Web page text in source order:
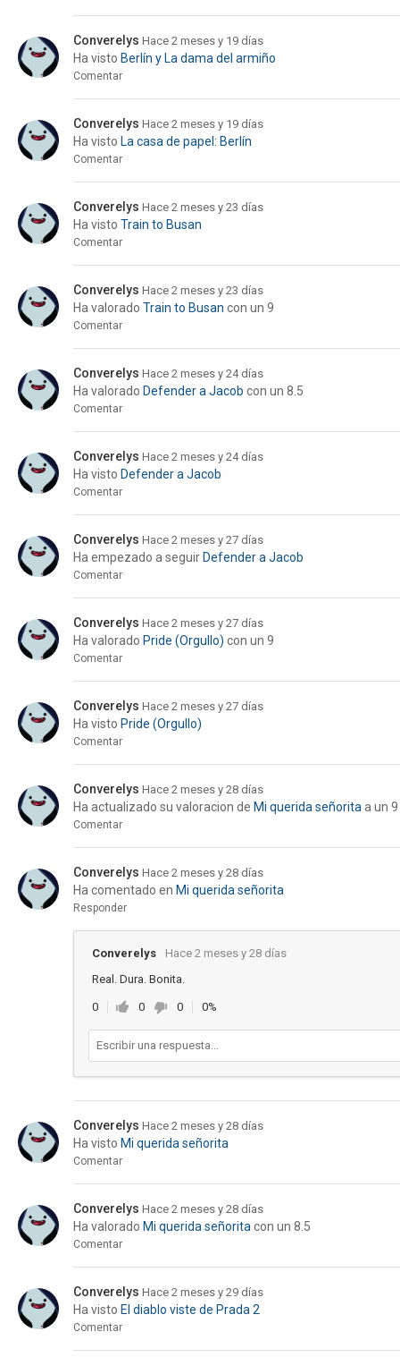
Converelys Hace 2 meses y 19 días
Ha visto Berlín y La dama del armiño
Comentar
Converelys Hace 2 meses y 19 días
Ha visto La casa de papel: Berlín
Comentar
Converelys Hace 2 meses y 23 días
Ha visto Train to Busan
Comentar
Converelys Hace 2 meses y 23 días
Ha valorado Train to Busan con un 9
Comentar
Converelys Hace 2 meses y 24 días
Ha valorado Defender a Jacob con un 8.5
Comentar
Converelys Hace 2 meses y 24 días
Ha visto Defender a Jacob
Comentar
Converelys Hace 2 meses y 27 días
Ha empezado a seguir Defender a Jacob
Comentar
Converelys Hace 2 meses y 27 días
Ha valorado Pride (Orgullo) con un 9
Comentar
Converelys Hace 2 meses y 27 días
Ha visto Pride (Orgullo)
Comentar
Converelys Hace 2 meses y 28 días
Ha actualizado su valoracion de Mi querida señorita a un 9
Comentar
Converelys Hace 2 meses y 28 días
Ha comentado en Mi querida señorita
Responder
Converelys
Hace 2 meses y 28 días
Real. Dura. Bonita.
0 0 0 0%
Converelys Hace 2 meses y 28 días
Ha visto Mi querida señorita
Comentar
Converelys Hace 2 meses y 28 días
Ha valorado Mi querida señorita con un 8.5
Comentar
Converelys Hace 2 meses y 29 días
Ha visto El diablo viste de Prada 2
Comentar